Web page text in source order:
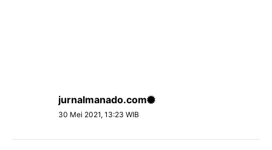
jurnalmanado.com
30 Mei 2021, 13:23 WIB